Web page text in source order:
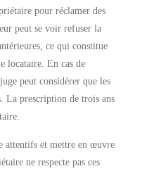
pour réclamer des
peut se voir refuser la
ce qui constitue
locataire. En cas de
peut considérer que les
La prescription de trois ans
attentifs et mettre en œuvre
ne respecte pas ces